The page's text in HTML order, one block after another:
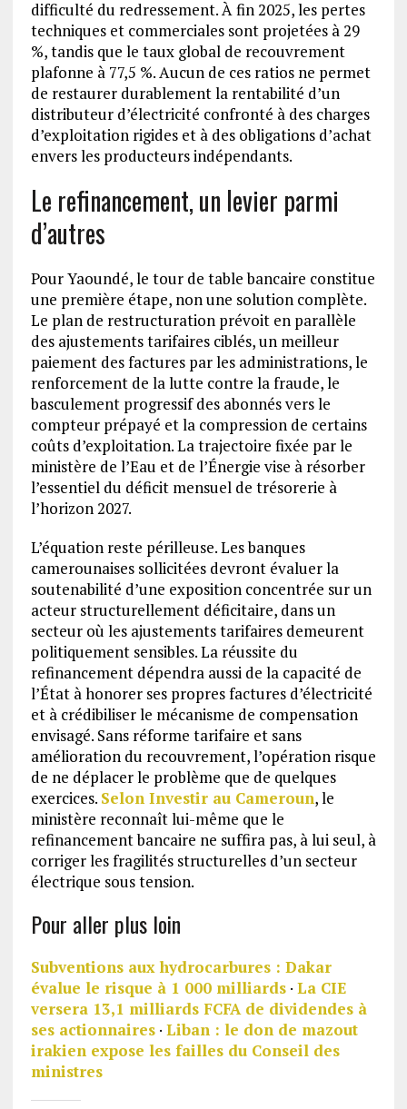
difficulté du redressement. À fin 2025, les pertes
techniques et commerciales sont projetées à 29
%, tandis que le taux global de recouvrement
plafonne à 77,5 %. Aucun de ces ratios ne permet
de restaurer durablement la rentabilité d’un
distributeur d’électricité confronté à des charges
d’exploitation rigides et à des obligations d’achat
envers les producteurs indépendants.
Le refinancement, un levier parmi
d’autres
Pour Yaoundé, le tour de table bancaire constitue
une première étape, non une solution complète.
Le plan de restructuration prévoit en parallèle
des ajustements tarifaires ciblés, un meilleur
paiement des factures par les administrations, le
renforcement de la lutte contre la fraude, le
basculement progressif des abonnés vers le
compteur prépayé et la compression de certains
coûts d’exploitation. La trajectoire fixée par le
ministère de l’Eau et de l’Énergie vise à résorber
l’essentiel du déficit mensuel de trésorerie à
l’horizon 2027.
L’équation reste périlleuse. Les banques
camerounaises sollicitées devront évaluer la
soutenabilité d’une exposition concentrée sur un
acteur structurellement déficitaire, dans un
secteur où les ajustements tarifaires demeurent
politiquement sensibles. La réussite du
refinancement dépendra aussi de la capacité de
l’État à honorer ses propres factures d’électricité
et à crédibiliser le mécanisme de compensation
envisagé. Sans réforme tarifaire et sans
amélioration du recouvrement, l’opération risque
de ne déplacer le problème que de quelques
exercices. Selon Investir au Cameroun, le
ministère reconnaît lui-même que le
refinancement bancaire ne suffira pas, à lui seul, à
corriger les fragilités structurelles d’un secteur
électrique sous tension.
Pour aller plus loin
Subventions aux hydrocarbures : Dakar
évalue le risque à 1 000 milliards· La CIE
versera 13,1 milliards FCFA de dividendes à
ses actionnaires· Liban : le don de mazout
irakien expose les failles du Conseil des
ministres